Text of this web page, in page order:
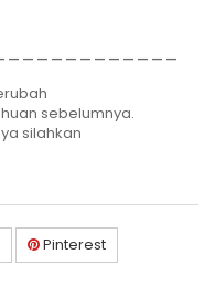
sebelumnya.
silahkan
Pinterest